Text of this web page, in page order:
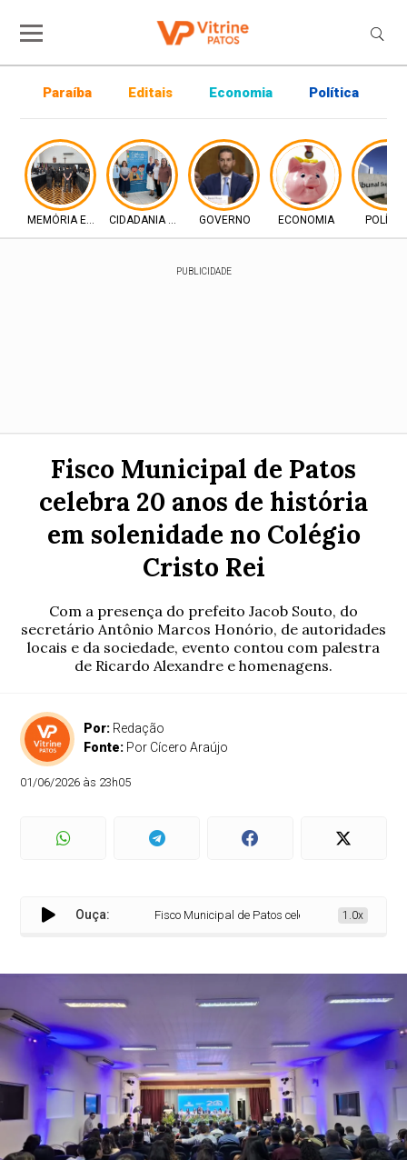
Paraíba Editais Economia Política
MEMÓRIA E DIREITOCIDADANIA E INCLUSÃO
GOVERNO ECONOMIA
PUBLICIDADE
Fisco Municipal de Patos
celebra 20 anos de história
em solenidade no Colégio
Cristo Rei
Com a presença do prefeito Jacob Souto, do
secretário Antônio Marcos Honório, de autoridades
locais e da sociedade, evento contou com palestra
de Ricardo Alexandre e homenagens.
Por: Redação
Fonte: Por Cícero Araújo
01/06/2026 às 23h05
Ouça: Fisco Municipal de Patos celebra 20 anos de história
1.0x